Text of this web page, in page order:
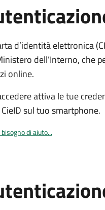
d’identità elettronica
dell’Interno, che
online.
attiva le tue
sul tuo smartphone.
di aiuto...